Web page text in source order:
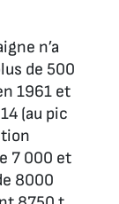
n’a
de 500
1961 et
(au pic
7 000 et
8000